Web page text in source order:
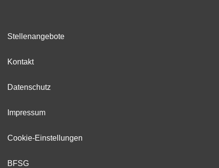
Stellenangebote
Kontakt
Datenschutz
Impressum
Cookie-Einstellungen
BFSG